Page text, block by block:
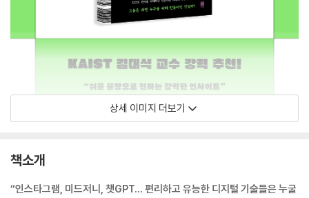
상세 이미지 더보기
책소개
“인스타그램, 미드저니, 챗GPT… 편리하고 유능한 디지털 기술들은 누굴